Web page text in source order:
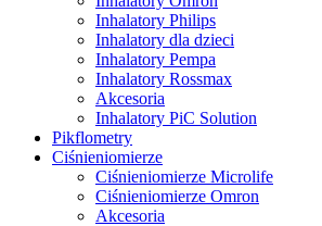
Inhalatory Philips
Inhalatory dla dzieci
Inhalatory Pempa
Inhalatory Rossmax
Akcesoria
Inhalatory PiC Solution
Pikflometry
Ciśnieniomierze
Ciśnieniomierze Microlife
Ciśnieniomierze Omron
Akcesoria